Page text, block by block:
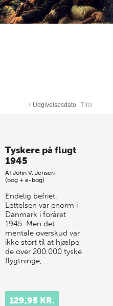
↑ Udgivelsesdato Titel
Tyskere på flugt
1945
AfJohn V. Jensen
(bog + e-bog)
Endelig befriet.
Lettelsen var enorm i
Danmark i foråret
1945. Men det
mentale overskud var
ikke stort til at hjælpe
de over 200.000 tyske
flygtninge,…
129,95 KR.